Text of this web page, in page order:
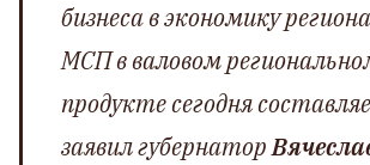
бизнеса в экономику региона
МСП в валовом
продукте сегодня
заявил губернатор